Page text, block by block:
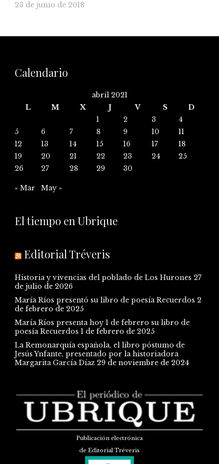
23 de junio de 2018
Calendario
abril 2021
L
M X J V S
D
1
2 3
4
5
6 7 8 9 10
11
12
13 14 15 16 17
18
19
20 21 22 23 24
25
26
27 28 29 30
« Mar May »
El tiempo en Ubrique
Editorial Tréveris
Historia y vivencias del poblado de Los Hurones 27
de julio de 2026
María Ríos presentó su libro de poesía Recuerdos 2
de febrero de 2025
María Ríos presenta hoy 1 de febrero su libro de
poesía Recuerdos 1 de febrero de 2025
La Remonarquía española, el libro póstumo de
Jesús Ynfante, presentado por la historiadora
Margarita García Díaz 29 de noviembre de 2024
Publicación electrónica
de Editorial Tréveris